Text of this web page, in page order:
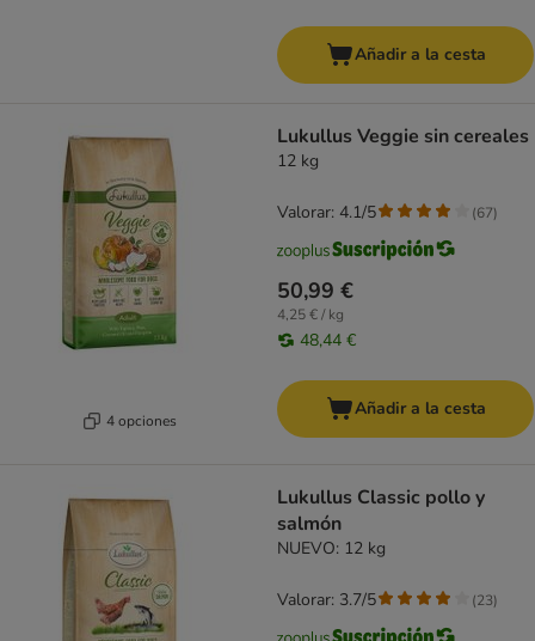
Añadir a la cesta
4 opciones
Lukullus Veggie sin cereales
12 kg
50,99 €
4,25 € / kg
48,44 €
Valorar: 4.1/5 (67)
Añadir a la cesta
Lukullus Classic pollo y
salmón
NUEVO: 12 kg
Valorar: 3.7/5 (23)